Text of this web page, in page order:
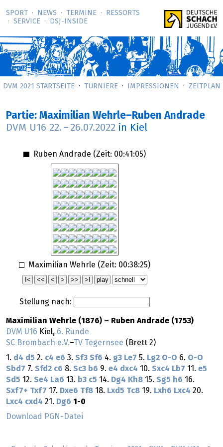
SPORT NEWS TERMINE
RESSORTS
SERVICE
DSJ-­INSIDE
DVM 2021 STARTSEITE TURNIERE IMPRESSIONEN ZEITPLAN
Partie: Maximilian Wehrle–Ruben Andrade
DVM U16 22. – 26.07.2022 in Kiel
Ruben Andrade (Zeit: 00:41:05)
Maximilian Wehrle (Zeit: 00:38:25)
Stellung nach:
Maximilian Wehrle (1876) – Ruben Andrade (1753)
DVM U16 Kiel, 6. Runde
SC Brombach e.V.–TV Tegernsee (Brett 2)
1. d4 d5 2. c4 e6 3. Sf3 Sf6 4. g3 Le7 5. Lg2 O-O 6. O-O
Sbd7 7. Sfd2 c6 8. Sc3 b6 9. e4 dxc4 10. Sxc4 Lb7 11. e5
Sd5 12. Se4 La6 13. b3 c5 14. Dg4 Kh8 15. Sg5 h6 16.
Sxf7+ Txf7 17. Dxe6 Tf8 18. Lxd5 Tc8 19. Lxh6 Lxc4 20.
Lxc4 cxd4 21. Dg6 1-0
Download PGN-Datei